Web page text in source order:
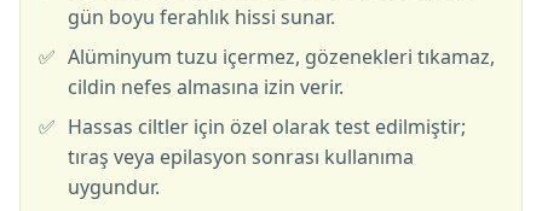
gün boyu ferahlık hissi sunar.
✅ Alüminyum tuzu içermez, gözenekleri tıkamaz,
cildin nefes almasına izin verir.
✅ Hassas ciltler için özel olarak test edilmiştir;
tıraş veya epilasyon sonrası kullanıma
uygundur.